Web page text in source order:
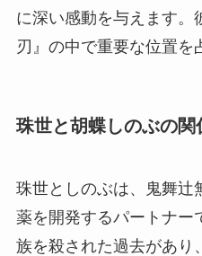
に深い感動を与えます。
刃』の中で重要な位置を
珠世と胡蝶しのぶの関
珠世としのぶは、鬼舞辻
薬を開発するパートナー
族を殺された過去があり